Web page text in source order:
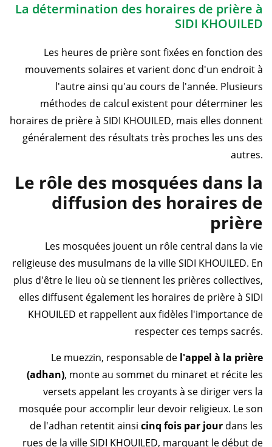
La détermination des horaires de prière à
SIDI KHOUILED
Les heures de prière sont fixées en fonction des
mouvements solaires et varient donc d'un endroit à
l'autre ainsi qu'au cours de l'année. Plusieurs
méthodes de calcul existent pour déterminer les
horaires de prière à SIDI KHOUILED, mais elles donnent
généralement des résultats très proches les uns des
autres.
Le rôle des mosquées dans la
diffusion des horaires de
prière
Les mosquées jouent un rôle central dans la vie
religieuse des musulmans de la ville SIDI KHOUILED. En
plus d'être le lieu où se tiennent les prières collectives,
elles diffusent également les horaires de prière à SIDI
KHOUILED et rappellent aux fidèles l'importance de
respecter ces temps sacrés.
Le muezzin, responsable de l'appel à la prière
(adhan), monte au sommet du minaret et récite les
versets appelant les croyants à se diriger vers la
mosquée pour accomplir leur devoir religieux. Le son
de l'adhan retentit ainsi cinq fois par jour dans les
rues de la ville SIDI KHOUILED, marquant le début de